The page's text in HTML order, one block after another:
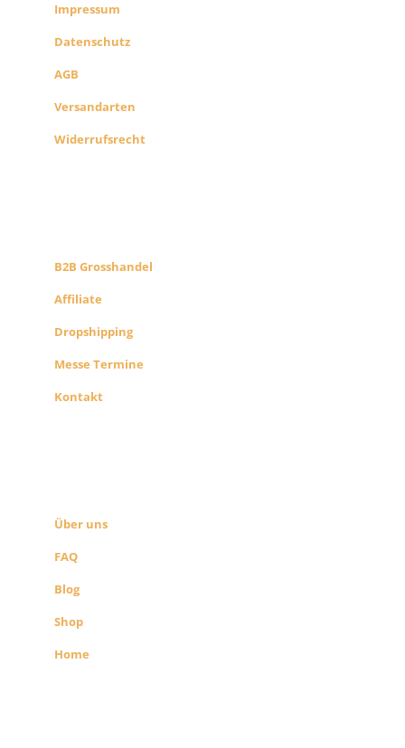
Impressum
Datenschutz
AGB
Versandarten
Widerrufsrecht
B2B Grosshandel
Affiliate
Dropshipping
Messe Termine
Kontakt
Über uns
FAQ
Blog
Shop
Home